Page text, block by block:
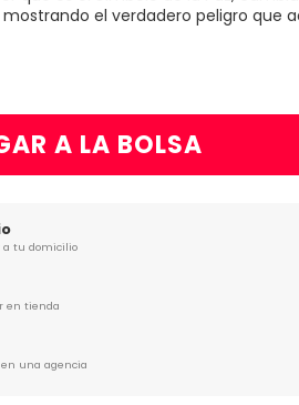
el verdadero peligro que
A LA BOLSA
a tu domicilio
en tienda
en una agencia